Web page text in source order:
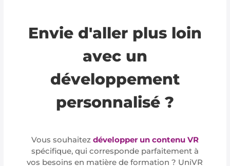
Envie d'aller plus loin
avec un
développement
personnalisé ?
Vous souhaitez développer un contenu VR
spécifique, qui corresponde parfaitement à
vos besoins en matière de formation ? UniVR